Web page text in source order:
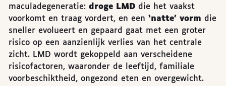
maculadegeneratie: droge LMD die het vaakst
voorkomt en traag vordert, en een ‘natte’ vorm die
sneller evolueert en gepaard gaat met een groter
risico op een aanzienlijk verlies van het centrale
zicht. LMD wordt gekoppeld aan verscheidene
risicofactoren, waaronder de leeftijd, familiale
voorbeschiktheid, ongezond eten en overgewicht.